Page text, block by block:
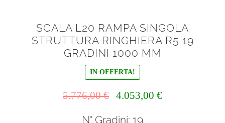
SCALA L20 RAMPA SINGOLA
STRUTTURA RINGHIERA R5 19
GRADINI 1000 MM
IN OFFERTA!
5.776,00€
originale
4.053,00 €Il
N° Gradini: 19